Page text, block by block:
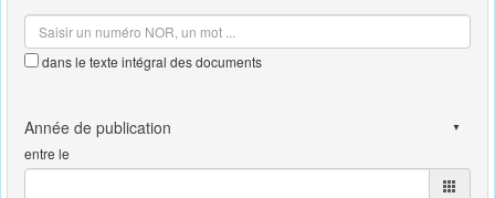
dans le texte intégral des documents
entre le